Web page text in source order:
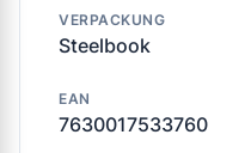
VERPACKUNG
Steelbook
EAN
7630017533760